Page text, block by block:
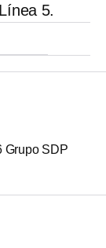
5.
Grupo SDP